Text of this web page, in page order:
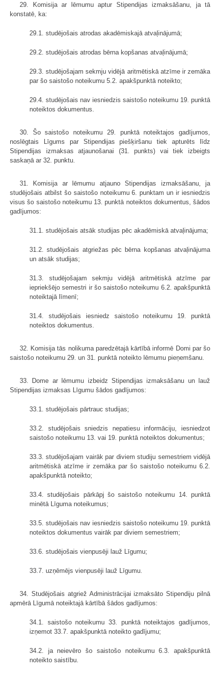
29. Komisija ar lēmumu aptur Stipendijas izmaksāšanu, ja tā
konstatē, ka:
29.1. studējošais atrodas akadēmiskajā atvaļinājumā;
29.2. studējošais atrodas bērna kopšanas atvaļinājumā;
29.3. studējošajam sekmju vidējā aritmētiskā atzīme ir zemāka
par šo saistošo noteikumu 5.2. apakšpunktā noteikto;
29.4. studējošais nav iesniedzis saistošo noteikumu 19. punktā
noteiktos dokumentus.
30. Šo saistošo noteikumu 29. punktā noteiktajos gadījumos,
noslēgtais Līgums par Stipendijas piešķiršanu tiek apturēts līdz
Stipendijas izmaksas atjaunošanai (31. punkts) vai tiek izbeigts
saskaņā ar 32. punktu.
31. Komisija ar lēmumu atjauno Stipendijas izmaksāšanu, ja
studējošais atbilst šo saistošo noteikumu 6. punktam un ir iesniedzis
visus šo saistošo noteikumu 13. punktā noteiktos dokumentus, šādos
gadījumos:
31.1. studējošais atsāk studijas pēc akadēmiskā atvaļinājuma;
31.2. studējošais atgriežas pēc bērna kopšanas atvaļinājuma
un atsāk studijas;
31.3. studējošajam sekmju vidējā aritmētiskā atzīme par
iepriekšējo semestri ir šo saistošo noteikumu 6.2. apakšpunktā
noteiktajā līmenī;
31.4. studējošais iesniedz saistošo noteikumu 19. punktā
noteiktos dokumentus.
32. Komisija tās nolikuma paredzētajā kārtībā informē Domi par šo
saistošo noteikumu 29. un 31. punktā noteikto lēmumu pieņemšanu.
33. Dome ar lēmumu izbeidz Stipendijas izmaksāšanu un lauž
Stipendijas izmaksas Līgumu šādos gadījumos:
33.1. studējošais pārtrauc studijas;
33.2. studējošais sniedzis nepatiesu informāciju, iesniedzot
saistošo noteikumu 13. vai 19. punktā noteiktos dokumentus;
33.3. studējošajam vairāk par diviem studiju semestriem vidējā
aritmētiskā atzīme ir zemāka par šo saistošo noteikumu 6.2.
apakšpunktā noteikto;
33.4. studējošais pārkāpj šo saistošo noteikumu 14. punktā
minētā Līguma noteikumus;
33.5. studējošais nav iesniedzis saistošo noteikumu 19. punktā
noteiktos dokumentus vairāk par diviem semestriem;
33.6. studējošais vienpusēji lauž Līgumu;
33.7. uzņēmējs vienpusēji lauž Līgumu.
34. Studējošais atgriež Administrācijai izmaksāto Stipendiju pilnā
apmērā Līgumā noteiktajā kārtībā šādos gadījumos:
34.1. saistošo noteikumu 33. punktā noteiktajos gadījumos,
izņemot 33.7. apakšpunktā noteikto gadījumu;
34.2. ja neievēro šo saistošo noteikumu 6.3. apakšpunktā
noteikto saistību.